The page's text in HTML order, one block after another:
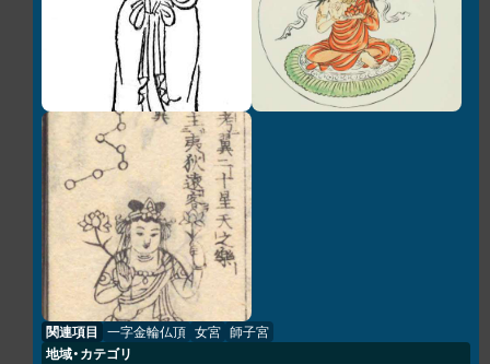
関連項目 一字金輪仏頂 女宮 師子宮
地域・カテゴリ